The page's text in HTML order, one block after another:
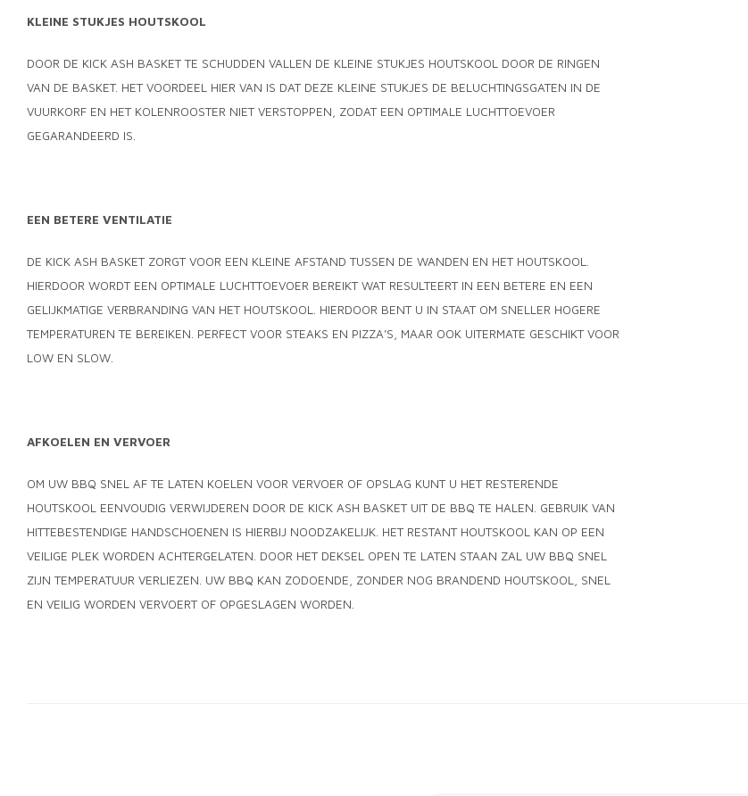
KLEINE STUKJES HOUTSKOOL
DOOR DE KICK ASH BASKET TE SCHUDDEN VALLEN DE KLEINE STUKJES HOUTSKOOL DOOR DE RINGEN
VAN DE BASKET. HET VOORDEEL HIER VAN IS DAT DEZE KLEINE STUKJES DE BELUCHTINGSGATEN IN DE
VUURKORF EN HET KOLENROOSTER NIET VERSTOPPEN, ZODAT EEN OPTIMALE LUCHTTOEVOER
GEGARANDEERD IS.
EEN BETERE VENTILATIE
DE KICK ASH BASKET ZORGT VOOR EEN KLEINE AFSTAND TUSSEN DE WANDEN EN HET HOUTSKOOL.
HIERDOOR WORDT EEN OPTIMALE LUCHTTOEVOER BEREIKT WAT RESULTEERT IN EEN BETERE EN EEN
GELIJKMATIGE VERBRANDING VAN HET HOUTSKOOL. HIERDOOR BENT U IN STAAT OM SNELLER HOGERE
TEMPERATUREN TE BEREIKEN. PERFECT VOOR STEAKS EN PIZZA’S, MAAR OOK UITERMATE GESCHIKT VOOR
LOW EN SLOW.
AFKOELEN EN VERVOER
OM UW BBQ SNEL AF TE LATEN KOELEN VOOR VERVOER OF OPSLAG KUNT U HET RESTERENDE
HOUTSKOOL EENVOUDIG VERWIJDEREN DOOR DE KICK ASH BASKET UIT DE BBQ TE HALEN. GEBRUIK VAN
HITTEBESTENDIGE HANDSCHOENEN IS HIERBIJ NOODZAKELIJK. HET RESTANT HOUTSKOOL KAN OP EEN
VEILIGE PLEK WORDEN ACHTERGELATEN. DOOR HET DEKSEL OPEN TE LATEN STAAN ZAL UW BBQ SNEL
ZIJN TEMPERATUUR VERLIEZEN. UW BBQ KAN ZODOENDE, ZONDER NOG BRANDEND HOUTSKOOL, SNEL
EN VEILIG WORDEN VERVOERT OF OPGESLAGEN WORDEN.